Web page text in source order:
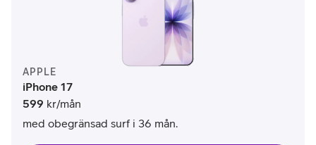
APPLE
iPhone 17
599 kr/mån
med obegränsad surf i 36 mån.